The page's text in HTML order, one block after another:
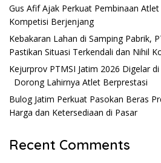
Gus Afif Ajak Perkuat Pembinaan
Kompetisi Berjenjang
Kebakaran Lahan di Samping Pabrik,
Pastikan Situasi Terkendali dan Nihil
Kejurprov PTMSI Jatim 2026 Digelar
Dorong Lahirnya Atlet Berprestasi
Bulog Jatim Perkuat Pasokan Beras
Harga dan Ketersediaan di Pasar
Recent Comments